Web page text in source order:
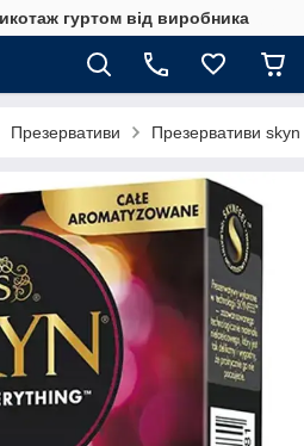
гуртом від виробника
Презервативи Презервативи skyn